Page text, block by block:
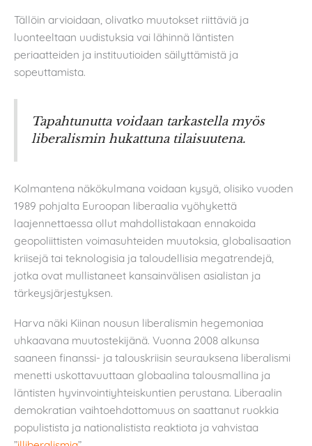
Tällöin arvioidaan, olivatko muutokset riittäviä ja
luonteeltaan uudistuksia vai lähinnä läntisten
periaatteiden ja instituutioiden säilyttämistä ja
sopeuttamista.
Tapahtunutta voidaan tarkastella myös
liberalismin hukattuna tilaisuutena.
Kolmantena näkökulmana voidaan kysyä, olisiko vuoden
1989 pohjalta Euroopan liberaalia vyöhykettä
laajennettaessa ollut mahdollistakaan ennakoida
geopoliittisten voimasuhteiden muutoksia, globalisaation
kriisejä tai teknologisia ja taloudellisia megatrendejä,
jotka ovat mullistaneet kansainvälisen asialistan ja
tärkeysjärjestyksen.
Harva näki Kiinan nousun liberalismin hegemoniaa
uhkaavana muutostekijänä. Vuonna 2008 alkunsa
saaneen finanssi- ja talouskriisin seurauksena liberalismi
menetti uskottavuuttaan globaalina talousmallina ja
läntisten hyvinvointiyhteiskuntien perustana. Liberaalin
demokratian vaihtoehdottomuus on saattanut ruokkia
populistista ja nationalistista reaktiota ja vahvistaa